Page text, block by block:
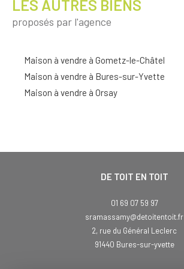
LES AUTRES BIENS
proposés par l'agence
Maison à vendre à Gometz-le-Châtel
Maison à vendre à Bures-sur-Yvette
Maison à vendre à Orsay
DE TOIT EN TOIT
01 69 07 59 97
sramassamy@detoitentoit.fr
2, rue du Général Leclerc
91440
bures-sur-yvette